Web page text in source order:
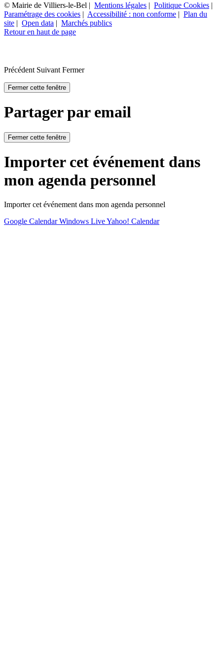
© Mairie de Villiers-le-Bel | Mentions légales | Politique Cookies |
Paramétrage des cookies | Accessibilité : non conforme | Plan du
site | Open data | Marchés publics
Retour en haut de page
Précédent Suivant Fermer
Fermer cette fenêtre
Partager par email
Fermer cette fenêtre
Importer cet événement dans
mon agenda personnel
Importer cet événement dans mon agenda personnel
Google CalendarWindows LiveYahoo! Calendar